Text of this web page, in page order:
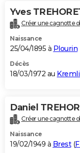
Yves
Créer une cagnotte
Naissance
25/04/1895 à Plourin
Décès
18/03/1972 au
Daniel
Créer une cagnotte
Naissance
19/02/1949 à Brest(